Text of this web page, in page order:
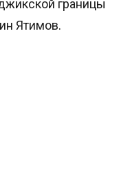
границы
Ятимов.